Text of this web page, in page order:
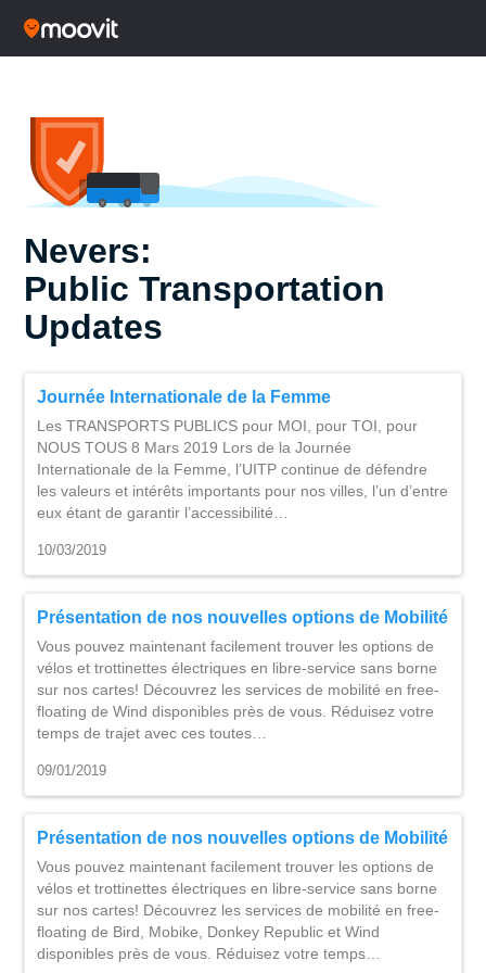
Nevers:
Public Transportation
Updates
Journée Internationale de la Femme
Les TRANSPORTS PUBLICS pour MOI, pour TOI, pour
NOUS TOUS 8 Mars 2019 Lors de la Journée
Internationale de la Femme, l’UITP continue de défendre
les valeurs et intérêts importants pour nos villes, l’un d’entre
eux étant de garantir l’accessibilité…
10/03/2019
Présentation de nos nouvelles options de Mobilité
Vous pouvez maintenant facilement trouver les options de
vélos et trottinettes électriques en libre-service sans borne
sur nos cartes! Découvrez les services de mobilité en free-
floating de Wind disponibles près de vous. Réduisez votre
temps de trajet avec ces toutes…
09/01/2019
Présentation de nos nouvelles options de Mobilité
Vous pouvez maintenant facilement trouver les options de
vélos et trottinettes électriques en libre-service sans borne
sur nos cartes! Découvrez les services de mobilité en free-
floating de Bird, Mobike, Donkey Republic et Wind
disponibles près de vous. Réduisez votre temps…